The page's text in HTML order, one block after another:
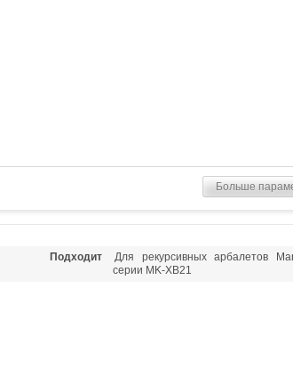
Больше
Подходит
Для рекурсивных арбалетов
серии MK-XB21